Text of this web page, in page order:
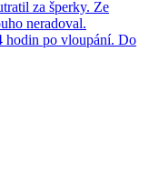
za šperky. Ze
neradoval.
hodin po vloupání. Do